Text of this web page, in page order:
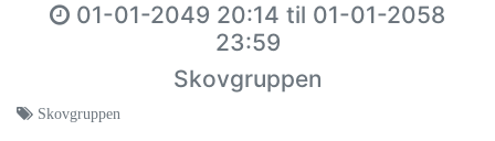
01-01-2049 20:14 til 01-01-2058
23:59
Skovgruppen
Skovgruppen